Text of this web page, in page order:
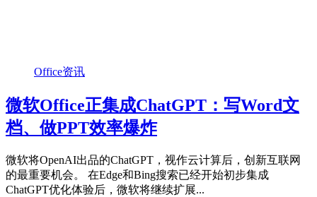
Office资讯
微软Office正集成ChatGPT：写Word文
档、做PPT效率爆炸
微软将OpenAI出品的ChatGPT，视作云计算后，创新互联网
的最重要机会。 在Edge和Bing搜索已经开始初步集成
ChatGPT优化体验后，微软将继续扩展...